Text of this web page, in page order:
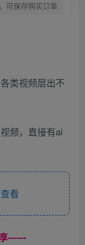
可保存购买订单
类视频层出不
频，直接有ai
看
------